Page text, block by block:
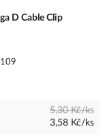
D Cable Clip
5,30 Kč/ks
3,58 Kč/ks